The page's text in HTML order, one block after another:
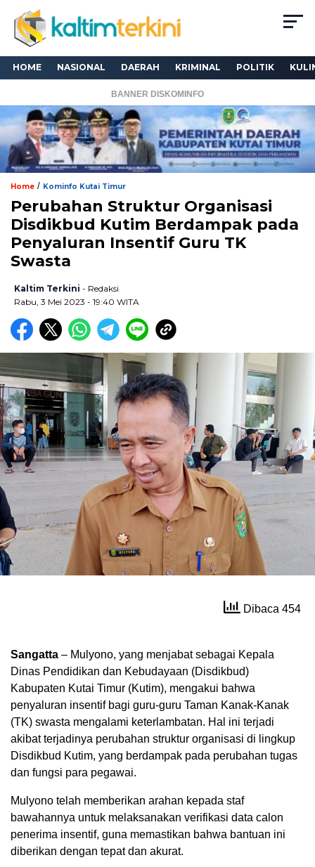
HOME NASIONAL DAERAH KRIMINAL POLITIK
BANNER DISKOMINFO
Home / Kominfo Kutai Timur
Perubahan Struktur Organisasi
Disdikbud Kutim Berdampak pada
Penyaluran Insentif Guru TK
Swasta
Kaltim Terkini - Redaksi
Rabu, 3 Mei 2023 - 19:40 WITA
Dibaca 454
Sangatta – Mulyono, yang menjabat sebagai Kepala
Dinas Pendidikan dan Kebudayaan (Disdikbud)
Kabupaten Kutai Timur (Kutim), mengakui bahwa
penyaluran insentif bagi guru-guru Taman Kanak-Kanak
(TK) swasta mengalami keterlambatan. Hal ini terjadi
akibat terjadinya perubahan struktur organisasi di lingkup
Disdikbud Kutim, yang berdampak pada perubahan tugas
dan fungsi para pegawai.
Mulyono telah memberikan arahan kepada staf
bawahannya untuk melaksanakan verifikasi data calon
penerima insentif, guna memastikan bahwa bantuan ini
diberikan dengan tepat dan akurat.